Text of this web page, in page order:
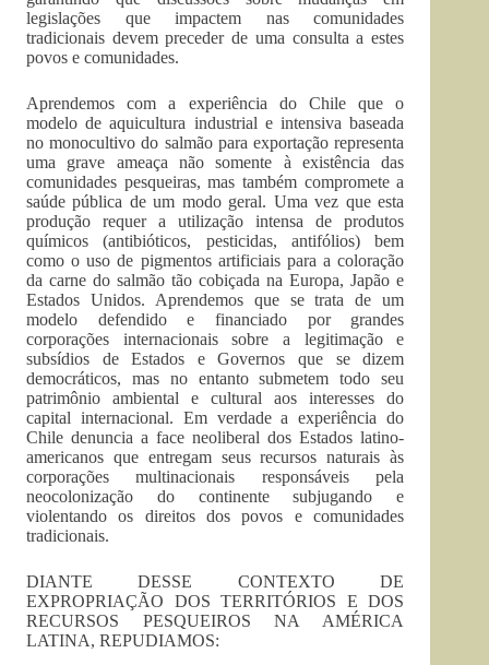
legislações que impactem nas comunidades
tradicionais devem preceder de uma consulta a estes
povos e comunidades.
Aprendemos com a experiência do Chile que o
modelo de aquicultura industrial e intensiva baseada
no monocultivo do salmão para exportação representa
uma grave ameaça não somente à existência das
comunidades pesqueiras, mas também compromete a
saúde pública de um modo geral. Uma vez que esta
produção requer a utilização intensa de produtos
químicos (antibióticos, pesticidas, antifólios) bem
como o uso de pigmentos artificiais para a coloração
da carne do salmão tão cobiçada na Europa, Japão e
Estados Unidos. Aprendemos que se trata de um
modelo defendido e financiado por grandes
corporações internacionais sobre a legitimação e
subsídios de Estados e Governos que se dizem
democráticos, mas no entanto submetem todo seu
patrimônio ambiental e cultural aos interesses do
capital internacional. Em verdade a experiência do
Chile denuncia a face neoliberal dos Estados latino-
americanos que entregam seus recursos naturais às
corporações multinacionais responsáveis pela
neocolonização do continente subjugando e
violentando os direitos dos povos e comunidades
tradicionais.
DIANTE DESSE CONTEXTO DE
EXPROPRIAÇÃO DOS TERRITÓRIOS E DOS
RECURSOS PESQUEIROS NA AMÉRICA
LATINA, REPUDIAMOS: